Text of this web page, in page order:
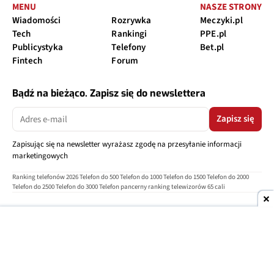
MENU
Wiadomości
Tech
Publicystyka
Fintech
Rozrywka
Rankingi
Telefony
Forum
NASZE STRONY
Meczyki.pl
PPE.pl
Bet.pl
Bądź na bieżąco. Zapisz się do newslettera
Zapisz się
Zapisując się na newsletter wyrażasz zgodę na przesyłanie informacji
marketingowych
Ranking telefonów 2026Telefon do 500Telefon do 1000Telefon do 1500Telefon do 2000
Telefon do 2500Telefon do 3000Telefon pancerny ranking telewizorów 65 cali